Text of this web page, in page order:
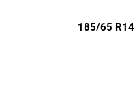
185/65 R14